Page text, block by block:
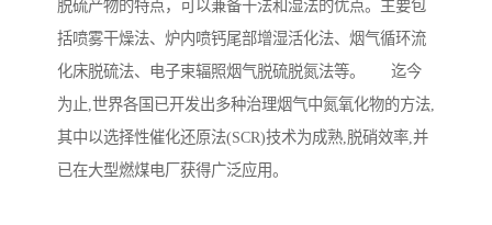
脱硫产物的特点，可以兼备干法和湿法的优点。主要包
括喷雾干燥法、炉内喷钙尾部增湿活化法、烟气循环流
化床脱硫法、电子束辐照烟气脱硫脱氮法等。 迄今
为止,世界各国已开发出多种治理烟气中氮氧化物的方法,
其中以选择性催化还原法(SCR)技术为成熟,脱硝效率,并
已在大型燃煤电厂获得广泛应用。